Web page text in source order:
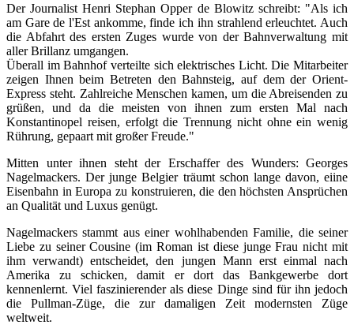
Der Journalist Henri Stephan Opper de Blowitz schreibt: "Als ich
am Gare de l'Est ankomme, finde ich ihn strahlend erleuchtet. Auch
die Abfahrt des ersten Zuges wurde von der Bahnverwaltung mit
aller Brillanz umgangen.
Überall im Bahnhof verteilte sich elektrisches Licht. Die Mitarbeiter
zeigen Ihnen beim Betreten den Bahnsteig, auf dem der Orient-
Express steht. Zahlreiche Menschen kamen, um die Abreisenden zu
grüßen, und da die meisten von ihnen zum ersten Mal nach
Konstantinopel reisen, erfolgt die Trennung nicht ohne ein wenig
Rührung, gepaart mit großer Freude."
Mitten unter ihnen steht der Erschaffer des Wunders: Georges
Nagelmackers. Der junge Belgier träumt schon lange davon, eiine
Eisenbahn in Europa zu konstruieren, die den höchsten Ansprüchen
an Qualität und Luxus genügt.
Nagelmackers stammt aus einer wohlhabenden Familie, die seiner
Liebe zu seiner Cousine (im Roman ist diese junge Frau nicht mit
ihm verwandt) entscheidet, den jungen Mann erst einmal nach
Amerika zu schicken, damit er dort das Bankgewerbe dort
kennenlernt. Viel faszinierender als diese Dinge sind für ihn jedoch
die Pullman-Züge, die zur damaligen Zeit modernsten Züge
weltweit.